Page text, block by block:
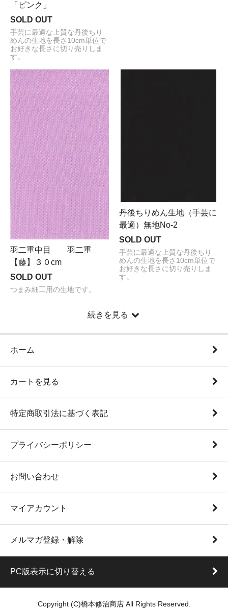
「ピンク」
SOLD OUT
手芸に最適な上質な丹後ちり
めんの生地を長さ10cm単位で
お好きな長さに切り売りしま
す。
羽二重中目 羽二重
【藤】３０cm
SOLD OUT
つまみ細工用の生地です。
丹後ちりめん生地（手芸に
最適）無地No-2
SOLD OUT
手芸に最適な上質な丹後ちり
めんの生地を長さ10cm単位で
お好きな長さに切り売りしま
す。
続きを見る
ホーム
カートを見る
特定商取引法に基づく表記
プライバシーポリシー
お問い合わせ
マイアカウント
メルマガ登録・解除
PC版表示に切り替える
Copyright (C)橋本修治商店 All Rights Reserved.